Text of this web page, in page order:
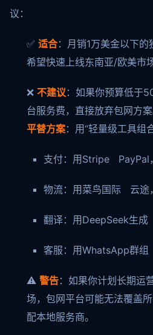
议：
✅ 适合：月销1万美金以下的
希望快速上线东南亚/欧美市场
❌ 不建议：如果你预算低于
台服务费，直接放弃包网方案
平替方案：用“轻量级工具组
支付：用Stripe PayPal
物流：用菜鸟国际 云途
翻译：用DeepSeek生
客服：用WhatsApp群
⚠️ 警告：如果你计划长期运
场，包网平台可能无法覆盖
配本地服务商。